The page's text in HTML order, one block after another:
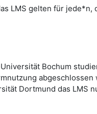
LMS gelten für
Bochum
Dortmund das LMS